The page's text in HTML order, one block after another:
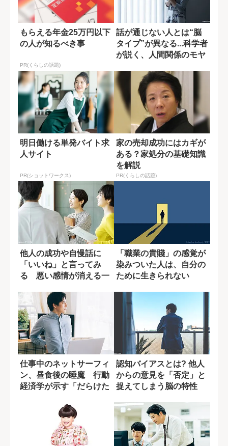
もらえる年金25万円以下
の人が知るべき事
PR(くらしの話題)
話が通じない人とは“脳
タイプ”が異なる...科学者
が説く、人間関係のモヤ
明日働ける単発バイト求
人サイト
PR(ショットワークス)
家の売却成功にはカギが
ある？家処分の基礎知識
を解説
PR(くらしの話題)
他人の成功や自慢話に
「いいね」と言ってみ
る 悪い感情が消える一
「職業の貴賤」の感覚が
染みついた人は、自分の
ために生きられない
仕事中のネットサーフィ
ン、昼食後の睡魔 行動
経済学が示す「だらけた
認知バイアスとは? 他人
からの意見を「否定」と
捉えてしまう脳の特性